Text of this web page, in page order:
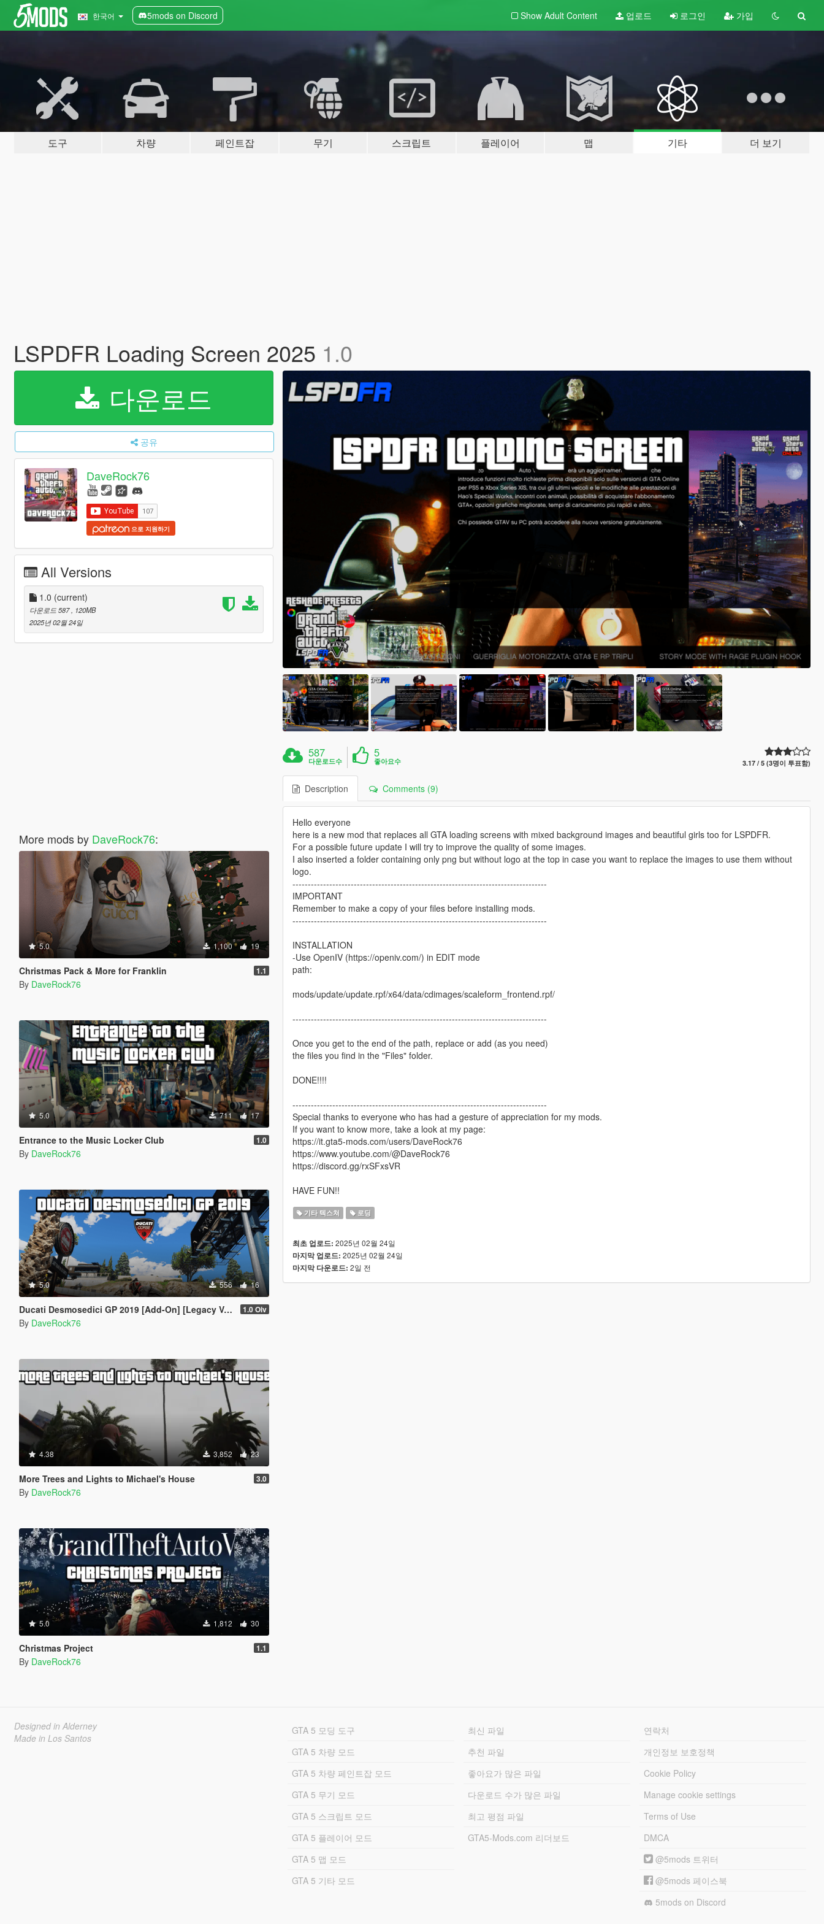
한국어 5mods on Discord Show Adult Content 업로드 로그인 가입
도구 차량 페인트잡 무기 스크립트 플레이어 맵 기타 더 보기
LSPDFR Loading Screen 2025 1.0
다운로드
공유
DaveRock76
으로 지원하기
All Versions
1.0 (current)
다운로드 587 , 120MB
2025년 02월 24일
More mods by DaveRock76:
5.0 1,100 19
Christmas Pack & More for Franklin 1.1
By DaveRock76
5.0 711 17
Entrance to the Music Locker Club 1.0
By DaveRock76
5.0 556 16
Ducati Desmosedici GP 2019 [Add-On] [Legacy Version] 1.0 Oiv
By DaveRock76
4.38 3,852 23
More Trees and Lights to Michael's House 3.0
By DaveRock76
5.0 1,812 30
Christmas Project 1.1
By DaveRock76
587
다운로드수
5
좋아요수 3.17 / 5 (3명이 투표함)
Description Comments (9)
Hello everyone
here is a new mod that replaces all GTA loading screens with mixed background images and beautiful girls too for LSPDFR.
For a possible future update I will try to improve the quality of some images.
I also inserted a folder containing only png but without logo at the top in case you want to replace the images to use them without
logo.
-----------------------------------------------------------------------------------
IMPORTANT
Remember to make a copy of your files before installing mods.
-----------------------------------------------------------------------------------
INSTALLATION
-Use OpenIV (https://openiv.com/) in EDIT mode
path:
mods/update/update.rpf/x64/data/cdimages/scaleform_frontend.rpf/
-----------------------------------------------------------------------------------
Once you get to the end of the path, replace or add (as you need)
the files you find in the "Files" folder.
DONE!!!!
-----------------------------------------------------------------------------------
Special thanks to everyone who has had a gesture of appreciation for my mods.
If you want to know more, take a look at my page:
https://it.gta5-mods.com/users/DaveRock76
https://www.youtube.com/@DaveRock76
https://discord.gg/rxSFxsVR
HAVE FUN!!
기타 텍스쳐 로딩
최초 업로드: 2025년 02월 24일
마지막 업로드: 2025년 02월 24일
마지막 다운로드: 2일 전
Designed in Alderney
Made in Los Santos
GTA 5 모딩 도구
GTA 5 차량 모드
GTA 5 차량 페인트잡 모드
GTA 5 무기 모드
GTA 5 스크립트 모드
GTA 5 플레이어 모드
GTA 5 맵 모드
GTA 5 기타 모드
최신 파일
추천 파일
좋아요가 많은 파일
다운로드 수가 많은 파일
최고 평점 파일
GTA5-Mods.com 리더보드
연락처
개인정보 보호정책
Cookie Policy
Manage cookie settings
Terms of Use
DMCA
@5mods 트위터
@5mods 페이스북
5mods on Discord